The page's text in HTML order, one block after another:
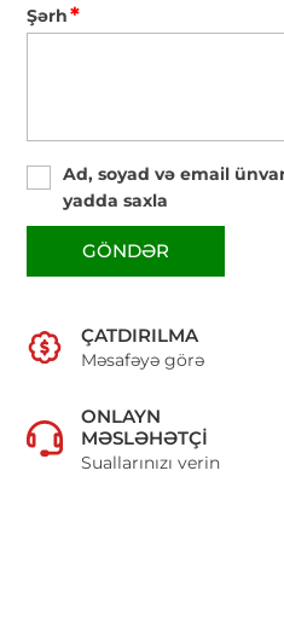
Şərh*
Ad, soyad və email
yadda saxla
GÖNDƏR
ÇATDIRILMA
Məsafəyə görə
ONLAYN
MƏSLƏHƏTÇI
Suallarınızı verin